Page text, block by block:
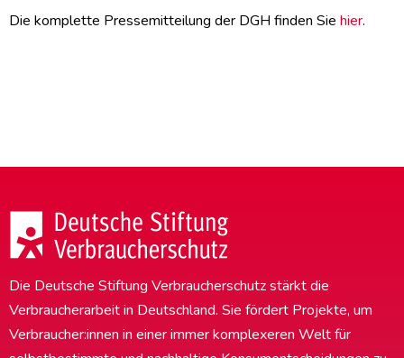
Die komplette Pressemitteilung der DGH finden Sie hier.
Die Deutsche Stiftung Verbraucherschutz stärkt die
Verbraucherarbeit in Deutschland. Sie fördert Projekte, um
Verbraucher:innen in einer immer komplexeren Welt für